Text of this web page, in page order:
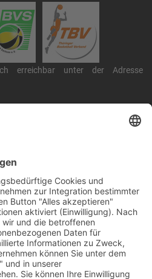
erreichbar unter der Adresse
2026
Do Fr Sa
So
30 31 1 2